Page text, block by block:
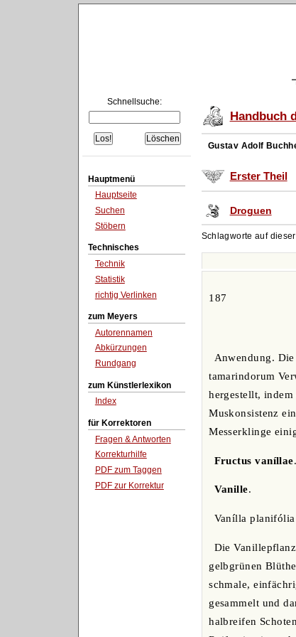
Schnellsuche:
Hauptmenü
Hauptseite
Suchen
Stöbern
Technisches
Technik
Statistik
richtig Verlinken
zum Meyers
Autorennamen
Abkürzungen
Rundgang
zum Künstlerlexikon
Index
für Korrektoren
Fragen & Antworten
Korrekturhilfe
PDF zum Taggen
PDF zur Korrektur
Handbuch
Gustav Adolf
Erster Theil
Droguen
Schlagworte auf
187
Anwendung.
tamarindorum
hergestellt,
Muskonsistenz
Messerklinge
Fructus vaníllae.
Vanille.
Vanílla
Die
gelbgrünen
schmale,
gesammelt und
halbreifen